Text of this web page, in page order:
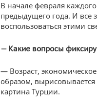
В начале февраля
предыдущего года. И все
воспользоваться этими
— Какие вопросы
— Возраст,
образом,
картина Турции.